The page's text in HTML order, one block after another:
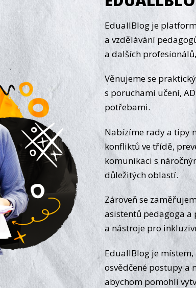
EduallBlog je
a vzdělávání
a dalších
Věnujeme se
s poruchami učení,
potřebami.
Nabízíme rady a tipy
konfliktů ve třídě,
komunikaci s
důležitých oblastí.
Zároveň se
asistentů pedagoga
a nástroje pro
EduallBlog je
osvědčené postupy a
abychom pomohli